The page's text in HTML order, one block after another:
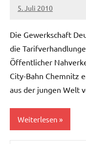
5. Juli 2010
Ilja
Die Gewerkschaft
die
Öffentlicher
City-Bahn Chemnitz
aus der jungen Welt
Weiterlesen